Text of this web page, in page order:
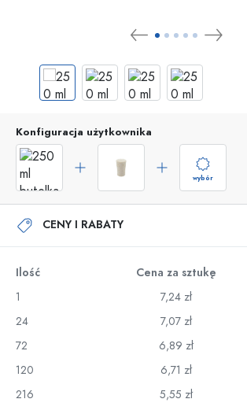
Konfiguracja użytkownika
wybór
CENY I RABATY
Ilość Cena za sztukę
1
7,24 zł
24
7,07 zł
72
6,89 zł
120
6,71 zł
216
5,55 zł